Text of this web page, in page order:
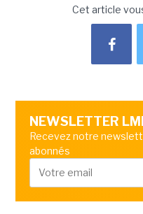
Cet article
NEWSLETTER LMI
Recevez notre
abonnés